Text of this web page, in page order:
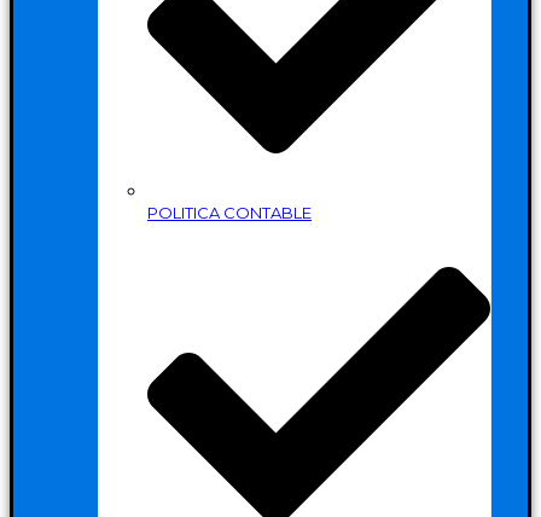
POLITICA CONTABLE